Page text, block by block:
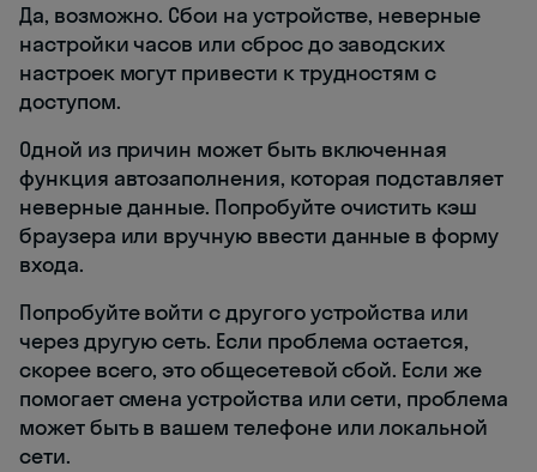
Да, возможно. Сбои на устройстве, неверные
настройки часов или сброс до заводских
настроек могут привести к трудностям с
доступом.
Одной из причин может быть включенная
функция автозаполнения, которая подставляет
неверные данные. Попробуйте очистить кэш
браузера или вручную ввести данные в форму
входа.
Попробуйте войти с другого устройства или
через другую сеть. Если проблема остается,
скорее всего, это общесетевой сбой. Если же
помогает смена устройства или сети, проблема
может быть в вашем телефоне или локальной
сети.